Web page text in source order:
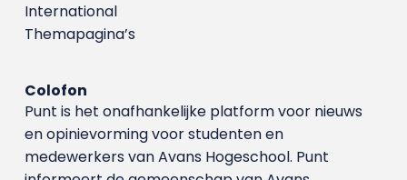
International
Themapagina’s
Colofon
Punt is het onafhankelijke platform voor nieuws
en opinievorming voor studenten en
medewerkers van Avans Hoge­school. Punt